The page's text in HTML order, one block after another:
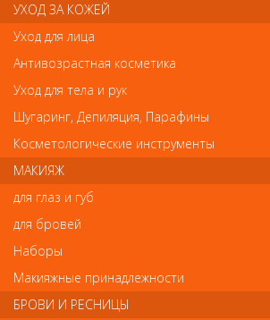
В закладки Как оплатить? Как
Отзывы
Ваш отзыв станет первым
Напишите свой отзыв
УХОД ЗА КОЖЕЙ
Уход для лица
Антивозрастная косметика
Уход для тела и рук
Шугаринг, Депиляция, Парафины
Косметологические инструменты
МАКИЯЖ
для глаз и губ
для бровей
Наборы
Макияжные принадлежности
БРОВИ И РЕСНИЦЫ